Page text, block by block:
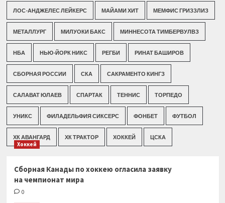
ЛОС-АНДЖЕЛЕС ЛЕЙКЕРС МАЙАМИ ХИТ МЕМФИС ГРИЗЗЛИЗ
МЕТАЛЛУРГ МИЛУОКИ БАКС МИННЕСОТА ТИМБЕРВУЛВЗ
НБА НЬЮ-ЙОРК НИКС РЕГБИ РИНАТ БАШИРОВ
СБОРНАЯ РОССИИ СКА САКРАМЕНТО КИНГЗ
САЛАВАТ ЮЛАЕВ СПАРТАК ТЕННИС ТОРПЕДО
УНИКС ФИЛАДЕЛЬФИЯ СИКСЕРС ФОНБЕТ ФУТБОЛ
ХК АВАНГАРД ХК ТРАКТОР ХОККЕЙ ЦСКА
Хоккей
Сборная Канады по хоккею огласила заявку
на чемпионат мира
0